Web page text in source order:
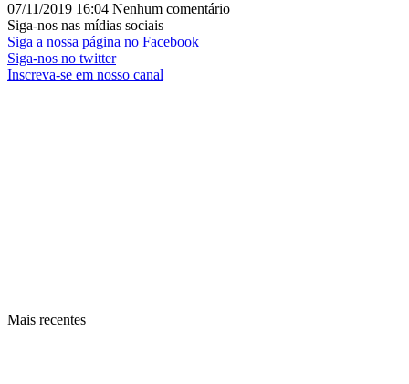
07/11/2019 16:04 Nenhum comentário
Siga-nos nas mídias sociais
Siga a nossa página no Facebook
Siga-nos no twitter
Inscreva-se em nosso canal
Mais recentes